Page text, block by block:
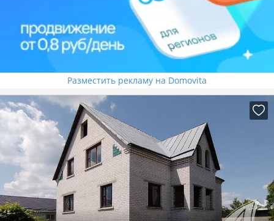
Разместить рекламу на Domovita